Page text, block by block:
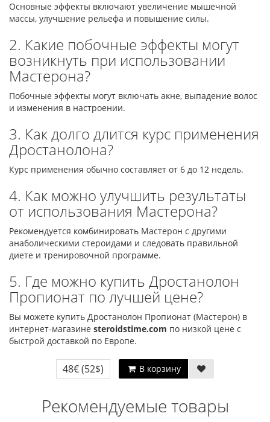
Основные эффекты включают увеличение мышечной
массы, улучшение рельефа и повышение силы.
2. Какие побочные эффекты могут
возникнуть при использовании
Мастерона?
Побочные эффекты могут включать акне, выпадение волос
и изменения в настроении.
3. Как долго длится курс применения
Дростанолона?
Курс применения обычно составляет от 6 до 12 недель.
4. Как можно улучшить результаты
от использования Мастерона?
Рекомендуется комбинировать Мастерон с другими
анаболическими стероидами и следовать правильной
диете и тренировочной программе.
5. Где можно купить Дростанолон
Пропионат по лучшей цене?
Вы можете купить Дростанолон Пропионат (Мастерон) в
интернет-магазине steroidstime.com по низкой цене с
быстрой доставкой по Европе.
48€(52$) В корзину
Рекомендуемые товары